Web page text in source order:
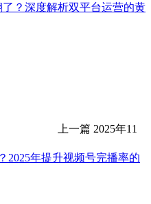
？深度解析双平台运营的黄
上一篇 2025年11
2025年提升视频号完播率的